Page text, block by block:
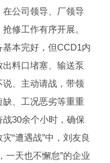
公司领导、厂领导
修工作有序开展。
本完好，但CCD1内
料口堵塞、输送泵
、主动请战，带领
、工况恶劣等重重
30余个小时，确保
“遭遇战”中，刘友良
一天也不懈怠”的企业